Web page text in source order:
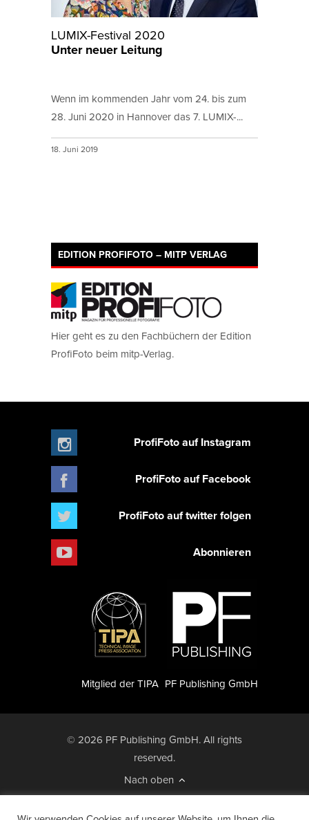
LUMIX-Festival 2020
Unter neuer Leitung
Wenn im kommenden Jahr vom 24. bis zum
28. Juni 2020 in Hannover das 7. LUMIX-...
18. Juni 2019
EDITION PROFIFOTO – MITP VERLAG
Hier geht es zu den Fachbüchern der Edition
ProfiFoto beim mitp-Verlag.
ProfiFoto auf Instagram
ProfiFoto auf Facebook
ProfiFoto auf twitter folgen
Abonnieren
PF Publishing GmbH
Mitglied der TIPA
© 2026 PF Publishing GmbH. All rights
reserved.
Nach oben